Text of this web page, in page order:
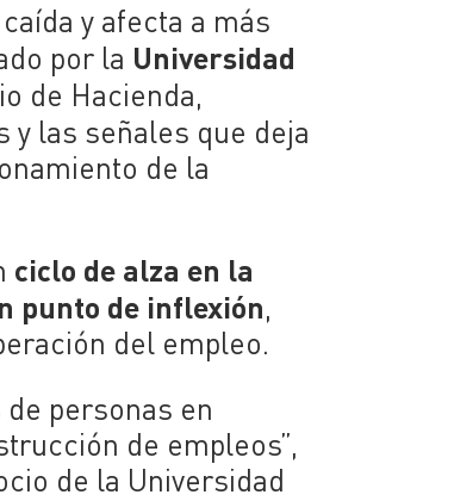
y afecta a más
por la Universidad
de Hacienda,
y las señales que deja
de la
ciclo de alza en la
punto de inflexión,
del empleo.
personas en
de empleos”,
de la Universidad